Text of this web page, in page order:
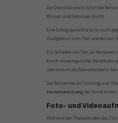
Die Dienstleisterin führt die
Wissen und Gewissen durch.
Eine Erfolgsgarantie wird nicht
maßgeblich vom Tier und dessen
Für Schäden am Tier, an
durch unsachgemäße
übernimmt die Dienstleisterin
Die Teilnahme an Training und
Verantwortung der Kund:innen.
Foto- und
Während der Therapie oder des